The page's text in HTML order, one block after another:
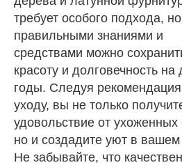
требует особого подхода,
правильными знаниями и
средствами можно
красоту и долговечность на
годы. Следуя
уходу, вы не только
удовольствие от ухоженных
но и создадите уют в
Не забывайте, что